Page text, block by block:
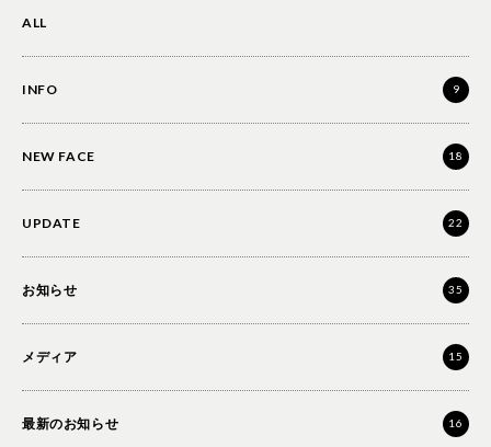
ALL
INFO 9
NEW FACE 18
UPDATE 22
お知らせ 35
メディア 15
最新のお知らせ 16